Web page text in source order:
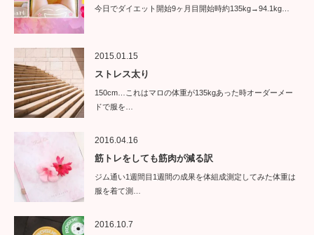
今日でダイエット開始9ヶ月目開始時約135kg→94.1kg…
2015.01.15
ストレス太り
150cm…これはマロの体重が135kgあった時オーダーメー
ドで服を…
2016.04.16
筋トレをしても筋肉が減る訳
ジム通い1週間目1週間の成果を体組成測定してみた体重は
服を着て測…
2016.10.7